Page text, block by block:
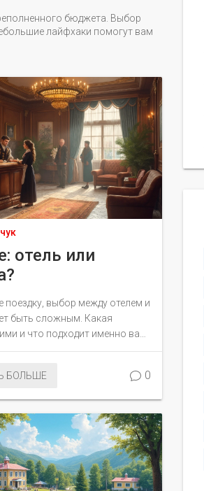
бюджета. Выбор
лайфхаки помогут вам
отель или
поездку, выбор между отелем и
быть сложным. Какая
и что подходит именно вам?
различиях, стандартах
выбор. Простые советы
БОЛЬШЕ 0